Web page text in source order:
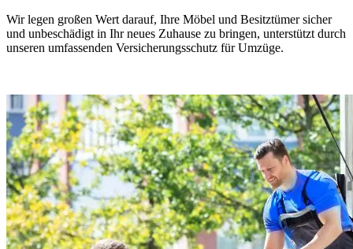
Wir legen großen Wert darauf, Ihre Möbel und Besitztümer sicher
und unbeschädigt in Ihr neues Zuhause zu bringen, unterstützt durch
unseren umfassenden Versicherungsschutz für Umzüge.